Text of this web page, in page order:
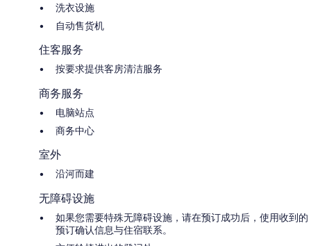
洗衣设施
自动售货机
住客服务
按要求提供客房清洁服务
商务服务
电脑站点
商务中心
室外
沿河而建
无障碍设施
如果您需要特殊无障碍设施，请在预订成功后，使用收到的
预订确认信息与住宿联系。